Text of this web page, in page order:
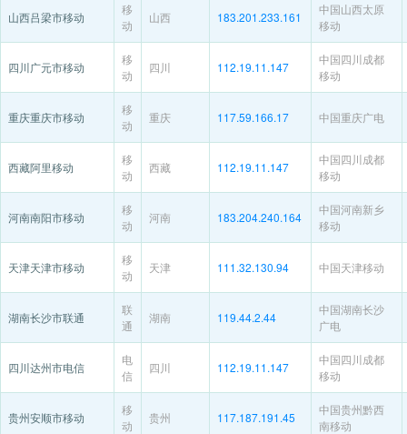
山西吕梁市移动
移
动
山西 183.201.233.161
中国山西太原
移动
四川广元市移动
移
动
四川 112.19.11.147
中国四川成都
移动
重庆重庆市移动
移
动
重庆 117.59.166.17 中国重庆广电
西藏阿里移动
移
动
西藏 112.19.11.147
中国四川成都
移动
河南南阳市移动
移
动
河南 183.204.240.164
中国河南新乡
移动
天津天津市移动
移
动
天津 111.32.130.94 中国天津移动
湖南长沙市联通
联
通
湖南 119.44.2.44
中国湖南长沙
广电
四川达州市电信
电
信
四川 112.19.11.147
中国四川成都
移动
贵州安顺市移动
移
动
贵州 117.187.191.45
中国贵州黔西
南移动